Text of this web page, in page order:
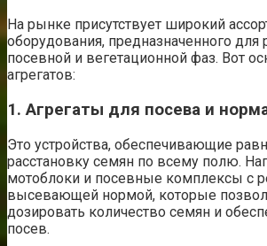
На рынке присутствует широкий
оборудования, предназначенного для
посевной и вегетационной фаз. Вот
агрегатов:
1. Агрегаты для посева и
Это устройства, обеспечивающие
расстановку семян по всему полю.
мотоблоки и посевные комплексы с
высевающей нормой, которые
дозировать количество семян и
посев.